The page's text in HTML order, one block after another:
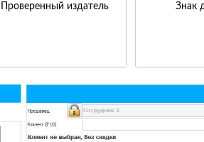
Проверенный издатель Знак